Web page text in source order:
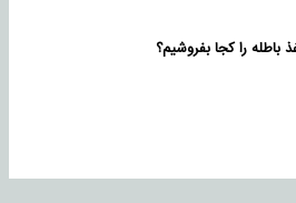
باطله را کجا بفروشیم؟